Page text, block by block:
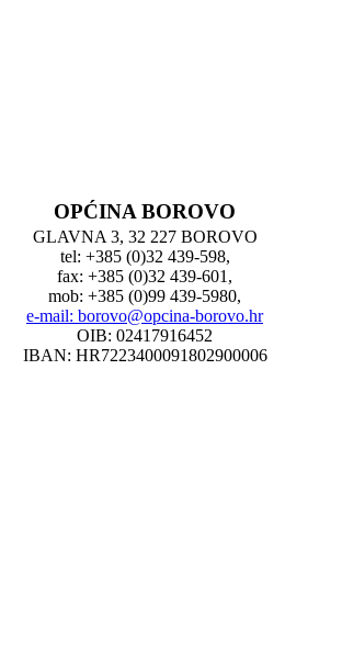
OPĆINA BOROVO
GLAVNA 3, 32 227 BOROVO
tel: +385 (0)32 439-598,
fax: +385 (0)32 439-601,
mob: +385 (0)99 439-5980,
e-mail: borovo@opcina-borovo.hr
OIB: 02417916452
IBAN: HR7223400091802900006